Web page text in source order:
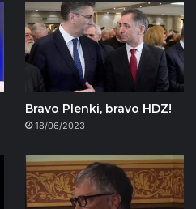
Bravo Plenki, bravo HDZ!
18/06/2023